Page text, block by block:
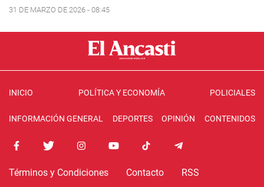
31 DE MARZO DE 2026 - 08:45
INICIO POLÍTICA Y ECONOMÍA POLICIALES
INFORMACIÓN GENERAL DEPORTES OPINIÓN CONTENIDOS
Términos y Condiciones Contacto RSS